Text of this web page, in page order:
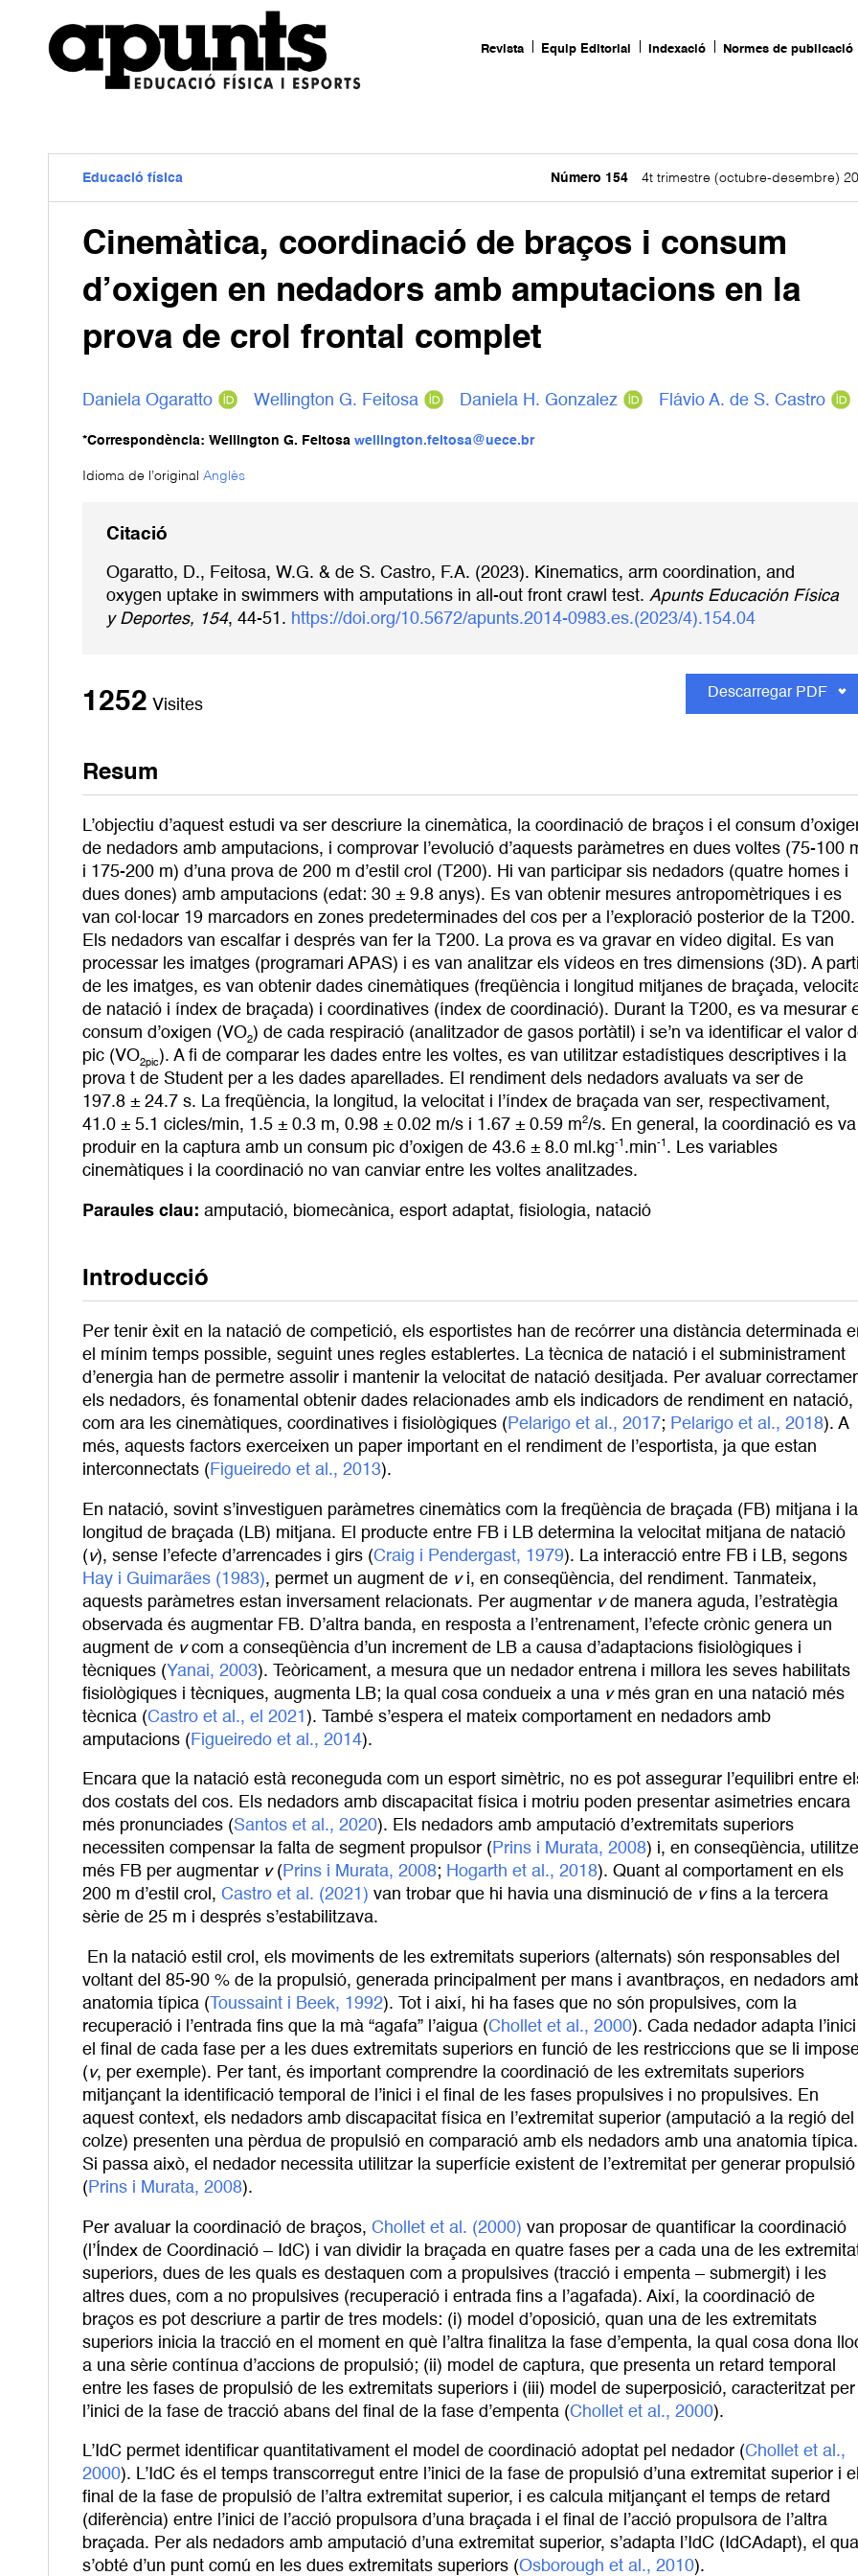
Revista Equip Editorial Indexació Normes de publicació
Educació física Número 154 4t trimestre (octubre-desembre)
Cinemàtica, coordinació de braços i consum
d’oxigen en nedadors amb amputacions en la
prova de crol frontal complet
Daniela Ogaratto Wellington G. Feitosa Daniela H. Gonzalez Flávio A. de S. Castro
*Correspondència: Wellington G. Feitosa wellington.feitosa@uece.br
Idioma de l’original Anglès
Citació
Ogaratto, D., Feitosa, W.G. & de S. Castro, F.A. (2023). Kinematics, arm coordination, and
oxygen uptake in swimmers with amputations in all-out front crawl test. Apunts Educación Física
y Deportes, 154, 44-51. https://doi.org/10.5672/apunts.2014-0983.es.(2023/4).154.04
1252 Visites
Descarregar PDF
Resum
L’objectiu d’aquest estudi va ser descriure la cinemàtica, la coordinació de braços i el consum
de nedadors amb amputacions, i comprovar l’evolució d’aquests paràmetres en dues voltes (75-100
i 175-200 m) d’una prova de 200 m d’estil crol (T200). Hi van participar sis nedadors (quatre homes i
dues dones) amb amputacions (edat: 30 ± 9.8 anys). Es van obtenir mesures antropomètriques i es
van col·locar 19 marcadors en zones predeterminades del cos per a l’exploració posterior de la T200.
Els nedadors van escalfar i després van fer la T200. La prova es va gravar en vídeo digital. Es van
processar les imatges (programari APAS) i es van analitzar els vídeos en tres dimensions (3D). A
de les imatges, es van obtenir dades cinemàtiques (freqüència i longitud mitjanes de braçada,
de natació i índex de braçada) i coordinatives (índex de coordinació). Durant la T200, es va mesurar
consum d’oxigen (VO2) de cada respiració (analitzador de gasos portàtil) i se’n va identificar el valor
pic (VO2pic). A fi de comparar les dades entre les voltes, es van utilitzar estadístiques descriptives i la
prova t de Student per a les dades aparellades. El rendiment dels nedadors avaluats va ser de
197.8 ± 24.7 s. La freqüència, la longitud, la velocitat i l’índex de braçada van ser, respectivament,
41.0 ± 5.1 cicles/min, 1.5 ± 0.3 m, 0.98 ± 0.02 m/s i 1.67 ± 0.59 m2/s. En general, la coordinació es va
produir en la captura amb un consum pic d’oxigen de 43.6 ± 8.0 ml.kg-1 .min-1 . Les variables
cinemàtiques i la coordinació no van canviar entre les voltes analitzades.
Paraules clau: amputació, biomecànica, esport adaptat, fisiologia, natació
Introducció
Per tenir èxit en la natació de competició, els esportistes han de recórrer una distància determinada
el mínim temps possible, seguint unes regles establertes. La tècnica de natació i el subministrament
d’energia han de permetre assolir i mantenir la velocitat de natació desitjada. Per avaluar
els nedadors, és fonamental obtenir dades relacionades amb els indicadors de rendiment en natació,
com ara les cinemàtiques, coordinatives i fisiològiques ( Pelarigo et al., 2017; Pelarigo et al., 2018). A
més, aquests factors exerceixen un paper important en el rendiment de l’esportista, ja que estan
interconnectats ( Figueiredo et al., 2013).
En natació, sovint s’investiguen paràmetres cinemàtics com la freqüència de braçada (FB) mitjana i la
longitud de braçada (LB) mitjana. El producte entre FB i LB determina la velocitat mitjana de natació
(v), sense l’efecte d’arrencades i girs (Craig i Pendergast, 1979). La interacció entre FB i LB, segons
Hay i Guimarães (1983), permet un augment de vi, en conseqüència, del rendiment. Tanmateix,
aquests paràmetres estan inversament relacionats. Per augmentar vde manera aguda, l’estratègia
observada és augmentar FB. D’altra banda, en resposta a l’entrenament, l’efecte crònic genera un
augment de vcom a conseqüència d’un increment de LB a causa d’adaptacions fisiològiques i
tècniques (Yanai, 2003). Teòricament, a mesura que un nedador entrena i millora les seves habilitats
fisiològiques i tècniques, augmenta LB; la qual cosa condueix a una v més gran en una natació més
tècnica (Castro et al., el 2021 ). També s’espera el mateix comportament en nedadors amb
amputacions ( Figueiredo et al., 2014).
Encara que la natació està reconeguda com un esport simètric, no es pot assegurar l’equilibri entre
dos costats del cos. Els nedadors amb discapacitat física i motriu poden presentar asimetries encara
més pronunciades (Santos et al., 2020). Els nedadors amb amputació d’extremitats superiors
necessiten compensar la falta de segment propulsor ( Prins i Murata, 2008) i, en conseqüència,
més FB per augmentar v( Prins i Murata, 2008; Hogarth et al., 2018). Quant al comportament en els
200 m d’estil crol, Castro et al. (2021) van trobar que hi havia una disminució de vfins a la tercera
sèrie de 25 m i després s’estabilitzava.
En la natació estil crol, els moviments de les extremitats superiors (alternats) són responsables del
voltant del 85-90 % de la propulsió, generada principalment per mans i avantbraços, en nedadors
anatomia típica ( Toussaint i Beek, 1992). Tot i així, hi ha fases que no són propulsives, com la
recuperació i l’entrada fins que la mà “agafa” l’aigua (Chollet et al., 2000). Cada nedador adapta
el final de cada fase per a les dues extremitats superiors en funció de les restriccions que se li
(v, per exemple). Per tant, és important comprendre la coordinació de les extremitats superiors
mitjançant la identificació temporal de l’inici i el final de les fases propulsives i no propulsives. En
aquest context, els nedadors amb discapacitat física en l’extremitat superior (amputació a la regió del
colze) presenten una pèrdua de propulsió en comparació amb els nedadors amb una anatomia típica.
Si passa això, el nedador necessita utilitzar la superfície existent de l’extremitat per generar propulsió
( Prins i Murata, 2008).
Per avaluar la coordinació de braços, Chollet et al. (2000) van proposar de quantificar la coordinació
(l’Índex de Coordinació – IdC) i van dividir la braçada en quatre fases per a cada una de les
superiors, dues de les quals es destaquen com a propulsives (tracció i empenta – submergit) i les
altres dues, com a no propulsives (recuperació i entrada fins a l’agafada). Així, la coordinació de
braços es pot descriure a partir de tres models: (i) model d’oposició, quan una de les extremitats
superiors inicia la tracció en el moment en què l’altra finalitza la fase d’empenta, la qual cosa dona
a una sèrie contínua d’accions de propulsió; (ii) model de captura, que presenta un retard temporal
entre les fases de propulsió de les extremitats superiors i (iii) model de superposició, caracteritzat per
l’inici de la fase de tracció abans del final de la fase d’empenta (Chollet et al., 2000).
L’IdC permet identificar quantitativament el model de coordinació adoptat pel nedador (Chollet et al.,
2000). L’IdC és el temps transcorregut entre l’inici de la fase de propulsió d’una extremitat superior i el
final de la fase de propulsió de l’altra extremitat superior, i es calcula mitjançant el temps de retard
(diferència) entre l’inici de l’acció propulsora d’una braçada i el final de l’acció propulsora de l’altra
braçada. Per als nedadors amb amputació d’una extremitat superior, s’adapta l’IdC (IdCAdapt), el qual
s’obté d’un punt comú en les dues extremitats superiors (Osborough et al., 2010).